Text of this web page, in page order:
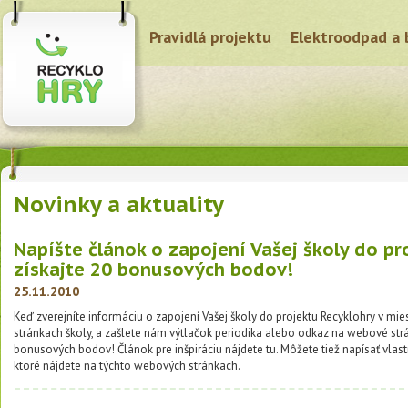
Pravidlá projektu Elektroodpad a
Novinky a aktuality
Napíšte článok o zapojení Vašej školy do
získajte 20 bonusových bodov!
25.11.2010
Keď zverejníte informáciu o zapojení Vašej školy do projektu Recyklohry v
stránkach školy, a zašlete nám výtlačok periodika alebo odkaz na webové
bonusových bodov! Článok pre inšpiráciu nájdete tu. Môžete tiež napísať
ktoré nájdete na týchto webových stránkach.